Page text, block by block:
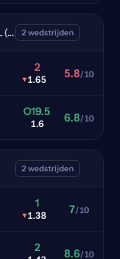
ITF Women W100 Indian Harbour Beach FL (Clay) 2 wedstrijden
2
▾1.65 5.8/10
O19.5
1.6 6.8/10
2 wedstrijden
1
▾1.38 7/10
2 8.6/10